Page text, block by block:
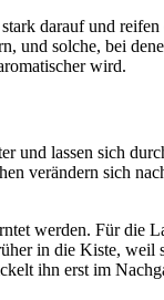
darauf und
und solche, bei
wird.
und lassen sich
verändern sich
werden. Für die
in die Kiste, weil
ihn erst im